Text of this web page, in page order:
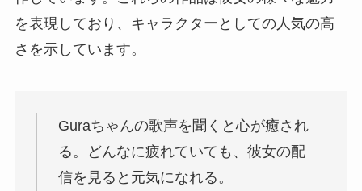
を表現しており、キャラクターとしての人気の高
さを示しています。
Guraちゃんの歌声を聞くと心が癒され
る。どんなに疲れていても、彼女の配
信を見ると元気になれる。